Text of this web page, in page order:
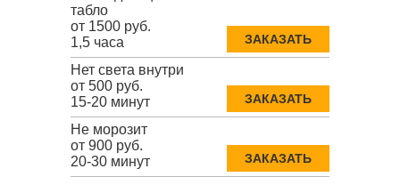
табло
от 1500 руб.
1,5 часа
ЗАКАЗАТЬ
Нет света внутри
от 500 руб.
15-20 минут
ЗАКАЗАТЬ
Не морозит
от 900 руб.
20-30 минут
ЗАКАЗАТЬ